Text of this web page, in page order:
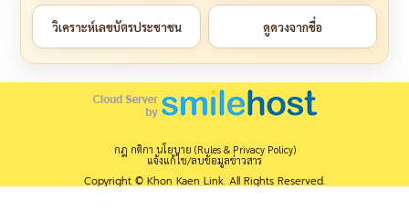
วิเคราะห์เลขบัตรประชาชน ดูดวงจากชื่อ
กฎ กติกา นโยบาย (Rules & Privacy Policy)
แจ้งแก้ไข/ลบข้อมูลข่าวสาร
Copyright © Khon Kaen Link. All Rights Reserved.